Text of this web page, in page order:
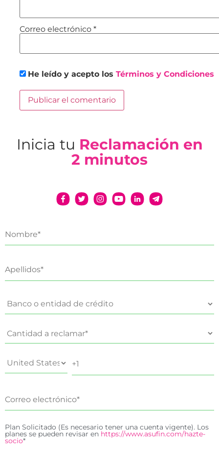
Correo electrónico *
He leído y acepto los Términos y Condiciones
Inicia tu Reclamación en
2 minutos
Plan Solicitado (Es necesario tener una cuenta vigente). Los
planes se pueden revisar en https://www.asufin.com/hazte-
socio*